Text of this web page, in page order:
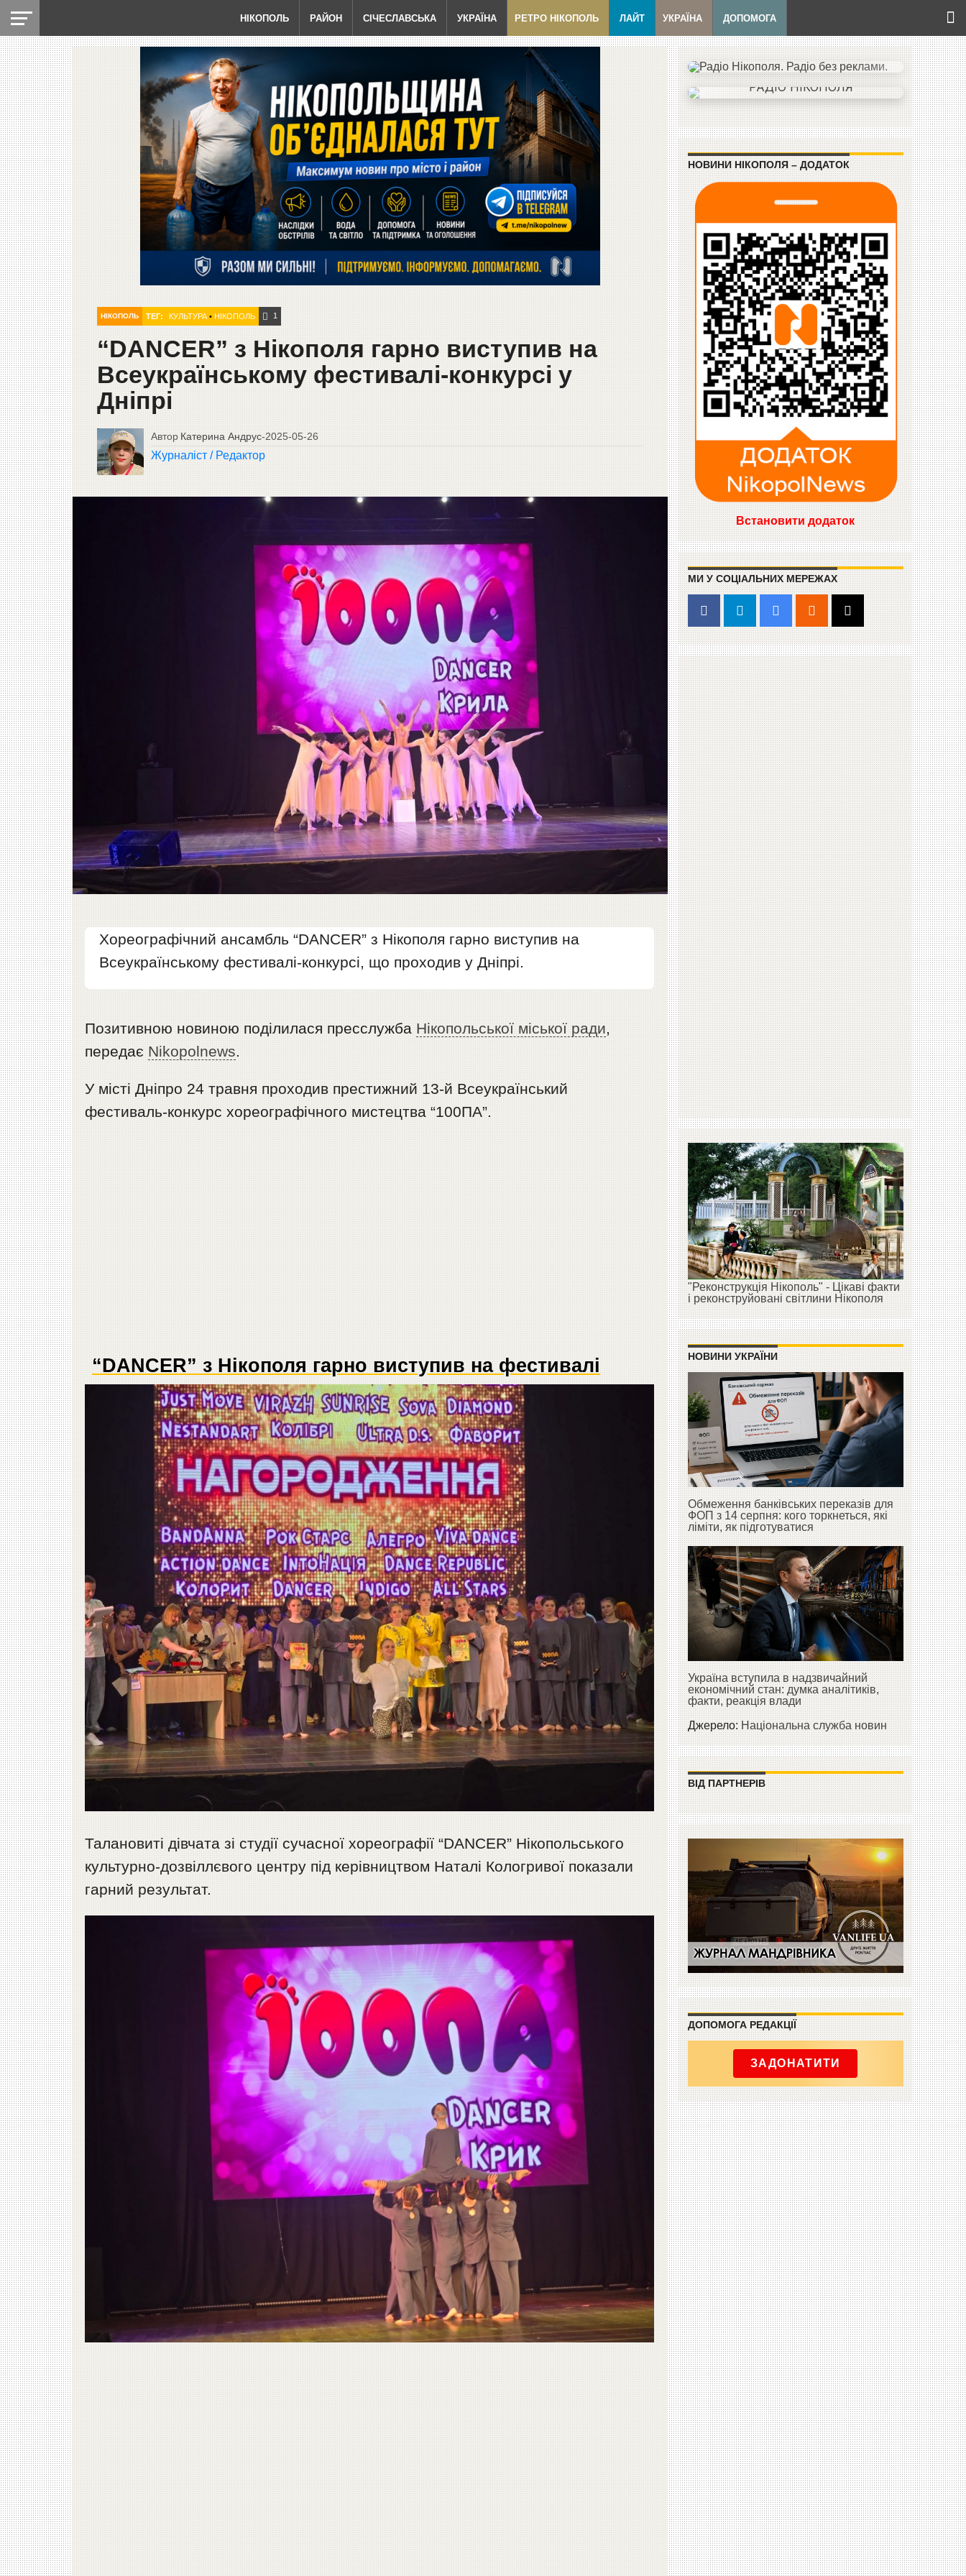
НІКОПОЛЬ РАЙОН СІЧЕСЛАВСЬКА УКРАЇНА РЕТРО НІКОПОЛЬ ЛАЙТ УКРАЇНА ДОПОМОГА
НІКОПОЛЬ ТЕГ: КУЛЬТУРА• НІКОПОЛЬ 1
“DANCER” з Нікополя гарно виступив на
Всеукраїнському фестивалі-конкурсі у
Дніпрі
Автор Катерина Андрус-2025-05-26
Журналіст / Редактор
Хореографічний ансамбль “DANCER” з Нікополя гарно виступив на
Всеукраїнському фестивалі-конкурсі, що проходив у Дніпрі.
Позитивною новиною поділилася пресслужба Нікопольської міської ради,
передає Nikopolnews.
У місті Дніпро 24 травня проходив престижний 13-й Всеукраїнський
фестиваль-конкурс хореографічного мистецтва “100ПА”.
“DANCER” з Нікополя гарно виступив на фестивалі
Талановиті дівчата зі студії сучасної хореографії “DANCER” Нікопольського
культурно-дозвіллєвого центру під керівництвом Наталі Кологривої показали
гарний результат.
НОВИНИ НІКОПОЛЯ – ДОДАТОК
Встановити додаток
МИ У СОЦІАЛЬНИХ МЕРЕЖАХ
"Реконструкція Нікополь" - Цікаві факти
і реконструйовані світлини Нікополя
НОВИНИ УКРАЇНИ
Обмеження банківських переказів для
ФОП з 14 серпня: кого торкнеться, які
ліміти, як підготуватися
Україна вступила в надзвичайний
економічний стан: думка аналітиків,
факти, реакція влади
Джерело:Національна служба новин
ВІД ПАРТНЕРІВ
ДОПОМОГА РЕДАКЦІЇ
ЗАДОНАТИТИ